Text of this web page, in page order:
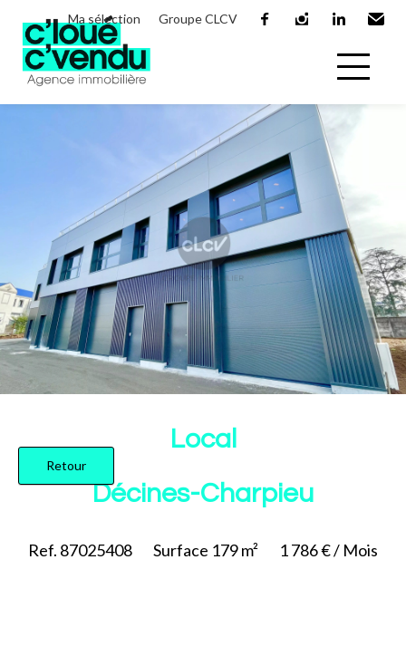
Ma sélection Groupe CLCV
Retour
Local
Décines-Charpieu
Ref. 87025408 Surface 179 m² 1 786 € / Mois